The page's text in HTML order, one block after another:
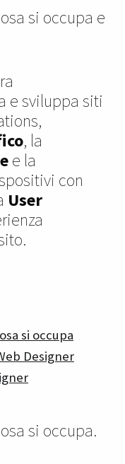
si occupa e
e sviluppa siti
, la
e la
con
User
si occupa
Designer
si occupa.